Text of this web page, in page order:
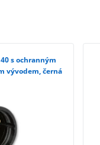
vývodem, černá